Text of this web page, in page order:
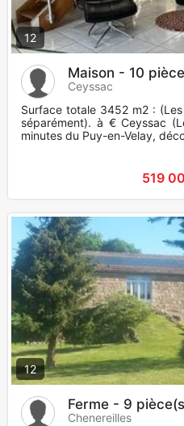
12
Maison - 10
Ceyssac
Surface totale 3452 m2 :
séparément). à € Ceyssac
minutes du Puy-en-Velay,
519
12
Ferme - 9
Chenereilles